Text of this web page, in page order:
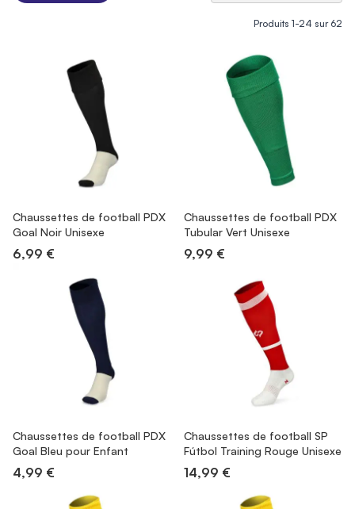
Produits 1-24 sur 62
Chaussettes de football PDX
Goal Noir Unisexe
6,99 €
Chaussettes de football PDX
Tubular Vert Unisexe
9,99 €
Chaussettes de football PDX
Goal Bleu pour Enfant
4,99 €
Chaussettes de football SP
Fútbol Training Rouge Unisexe
14,99 €